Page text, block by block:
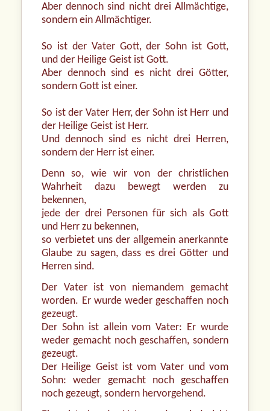
Aber dennoch sind nicht drei Allmächtige,
sondern ein Allmächtiger.
So ist der Vater Gott, der Sohn ist Gott,
und der Heilige Geist ist Gott.
Aber dennoch sind es nicht drei Götter,
sondern Gott ist einer.
So ist der Vater Herr, der Sohn ist Herr und
der Heilige Geist ist Herr.
Und dennoch sind es nicht drei Herren,
sondern der Herr ist einer.
Denn so, wie wir von der christlichen
Wahrheit dazu bewegt werden zu
bekennen,
jede der drei Personen für sich als Gott
und Herr zu bekennen,
so verbietet uns der allgemein anerkannte
Glaube zu sagen, dass es drei Götter und
Herren sind.
Der Vater ist von niemandem gemacht
worden. Er wurde weder geschaffen noch
gezeugt.
Der Sohn ist allein vom Vater: Er wurde
weder gemacht noch geschaffen, sondern
gezeugt.
Der Heilige Geist ist vom Vater und vom
Sohn: weder gemacht noch geschaffen
noch gezeugt, sondern hervorgehend.